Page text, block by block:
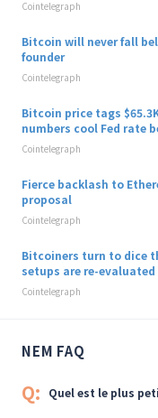
NEM FAQ
Q: Quel est le plus
Cointelegraph
Bitcoin will never fall
founder
Cointelegraph
Bitcoin price tags
numbers cool Fed rate
Cointelegraph
Fierce backlash to
proposal
Cointelegraph
Bitcoiners turn to dice
setups are re-evaluated
Cointelegraph